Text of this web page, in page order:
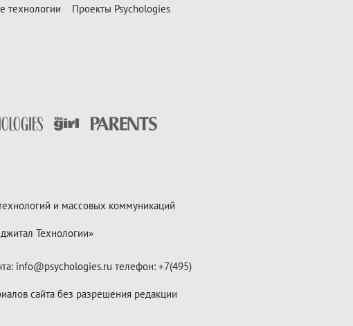
технологии
Проекты Psychologies
и массовых коммуникаций
Технологии»
info@psychologies.ru телефон: +7(495)
сайта без разрешения редакции